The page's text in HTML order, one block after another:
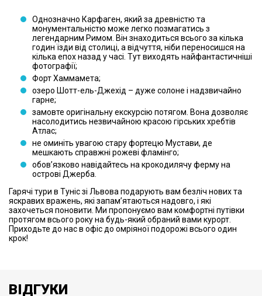
Однозначно Карфаген, який за древністю та
монументальністю може легко позмагатись з
легендарним Римом. Він знаходиться всього за кілька
годин їзди від столиці, а відчуття, ніби переносишся на
кілька епох назад у часі. Тут виходять найфантастичніші
фотографії;
Форт Хаммамета;
озеро Шотт-ель-Джехід – дуже солоне і надзвичайно
гарне;
замовте оригінальну екскурсію потягом. Вона дозволяє
насолодитись незвичайною красою гірських хребтів
Атлас;
не оминіть увагою стару фортецю Мустави, де
мешкають справжні рожеві фламінго;
обов’язково навідайтесь на крокодилячу ферму на
острові Джерба.
Гарячі тури в Туніс зі Львова подарують вам безліч нових та
яскравих вражень, які запам’ятаються надовго, і які
захочеться поновити. Ми пропонуємо вам комфортні путівки
протягом всього року на будь-який обраний вами курорт.
Приходьте до нас в офіс до омріяної подорожі всього один
крок!
ВІДГУКИ